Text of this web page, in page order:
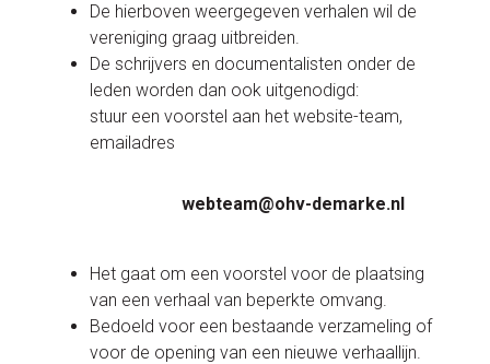
De hierboven weergegeven verhalen wil de
vereniging graag uitbreiden.
De schrijvers en documentalisten onder de
leden worden dan ook uitgenodigd:
stuur een voorstel aan het website-team,
emailadres
webteam@ohv-demarke.nl
Het gaat om een voorstel voor de plaatsing
van een verhaal van beperkte omvang.
Bedoeld voor een bestaande verzameling of
voor de opening van een nieuwe verhaallijn.